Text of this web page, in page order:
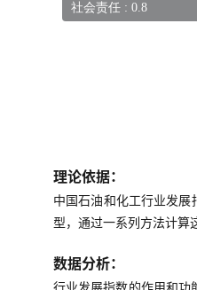
社会责任 : 0.8
理论依据：
中国石油和化工行业发
型，通过一系列方法计算
数据分析：
行业发展指数的作用和功